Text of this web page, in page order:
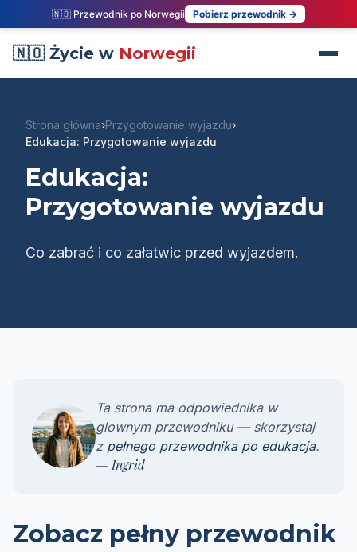
🇳🇴 Przewodnik po Norwegii Pobierz przewodnik →
🇳🇴 Życie w Norwegii
Strona główna›Przygotowanie wyjazdu›
Edukacja: Przygotowanie wyjazdu
Edukacja:
Przygotowanie wyjazdu
Co zabrać i co załatwic przed wyjazdem.
Ta strona ma odpowiednika w
glownym przewodniku — skorzystaj
z pełnego przewodnika po edukacja.
— Ingrid
Zobacz pełny przewodnik